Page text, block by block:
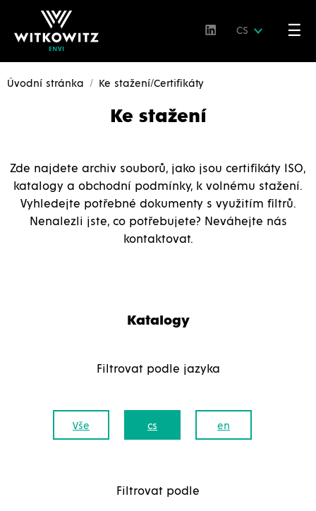
CS ☰
Úvodní stránka Ke stažení/Certifikáty
Ke stažení
Zde najdete archiv souborů, jako jsou certifikáty ISO,
katalogy a obchodní podmínky, k volnému stažení.
Vyhledejte potřebné dokumenty s využitím filtrů.
Nenalezli jste, co potřebujete? Neváhejte nás
kontaktovat.
Katalogy
Filtrovat podle jazyka
Vše cs en
Filtrovat podle